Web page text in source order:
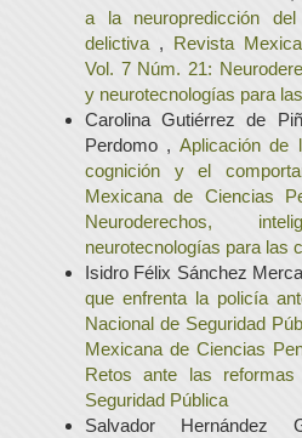
a la neuropredicción
delictiva ,
Revista
Vol. 7 Núm. 21:
y neurotecnologías para
Carolina Gutiérrez de
Perdomo , Aplicación de
cognición y el
Mexicana de Ciencias
Neuroderechos,
neurotecnologías para las
Isidro Félix Sánchez
que enfrenta la policía
Nacional de Seguridad
Mexicana de Ciencias
Retos ante las
Seguridad Pública
Salvador Hernández